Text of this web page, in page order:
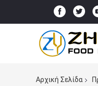
Αρχική Σελίδα